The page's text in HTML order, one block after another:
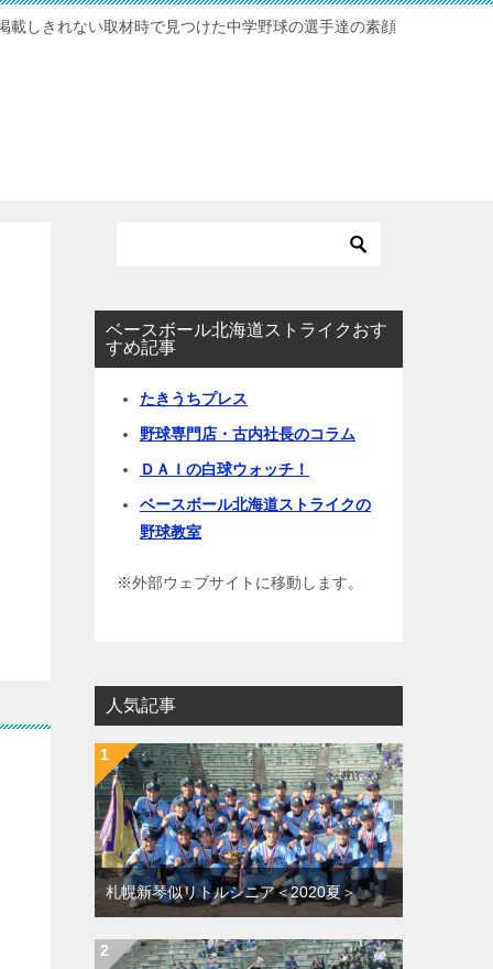
載しきれない取材時で見つけた中学野球の選手達の素顔
ベースボール北海道ストライクおす
すめ記事
たきうちプレス
野球専門店・古内社長のコラム
ＤＡＩの白球ウォッチ！
ベースボール北海道ストライクの
野球教室
※外部ウェブサイトに移動します。
人気記事
札幌新琴似リトルシニア＜2020夏＞